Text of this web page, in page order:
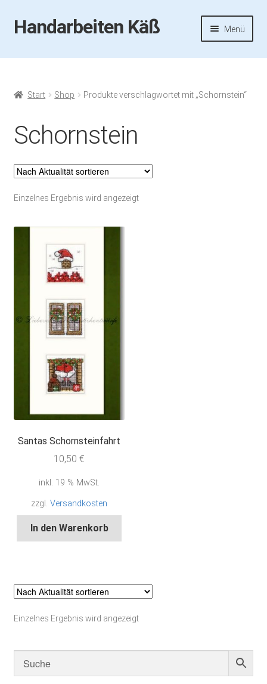
Zur
Navigation
Zum
Inhalt
Handarbeiten Käß Menü
Startseite
Aktuelles
Mein Konto
Start Shop Produkte verschlagwortet mit „Schornstein“
Schornstein
Einzelnes Ergebnis wird angezeigt
Santas Schornsteinfahrt
10,50€
inkl. 19 % MwSt.
zzgl.Versandkosten
In den Warenkorb
Einzelnes Ergebnis wird angezeigt